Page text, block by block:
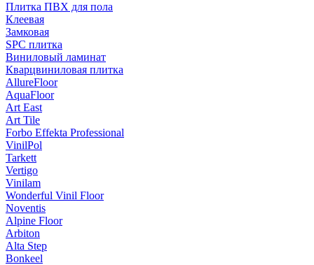
Плитка ПВХ для пола
Клеевая
Замковая
SPC плитка
Виниловый ламинат
Кварцвиниловая плитка
AllureFloor
AquaFloor
Art East
Art Tile
Forbo Effekta Professional
VinilPol
Tarkett
Vertigo
Vinilam
Wonderful Vinil Floor
Noventis
Alpine Floor
Arbiton
Alta Step
Bonkeel